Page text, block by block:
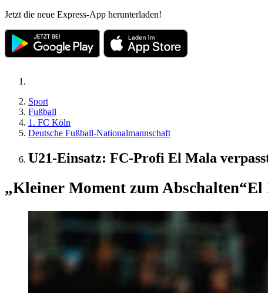
Jetzt die neue Express-App herunterladen!
Sport
Fußball
1. FC Köln
Deutsche Fußball-Nationalmannschaft
U21-Einsatz: FC-Profi El Mala
„Kleiner Moment zum Abschalten“El